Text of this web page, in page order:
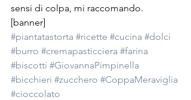
sensi di colpa, mi raccomando.
[banner]
#piantatastorta #ricette #cucina #dolci
#burro #cremapasticciera #farina
#biscotti #GiovannaPimpinella
#bicchieri #zucchero #CoppaMeraviglia
#cioccolato